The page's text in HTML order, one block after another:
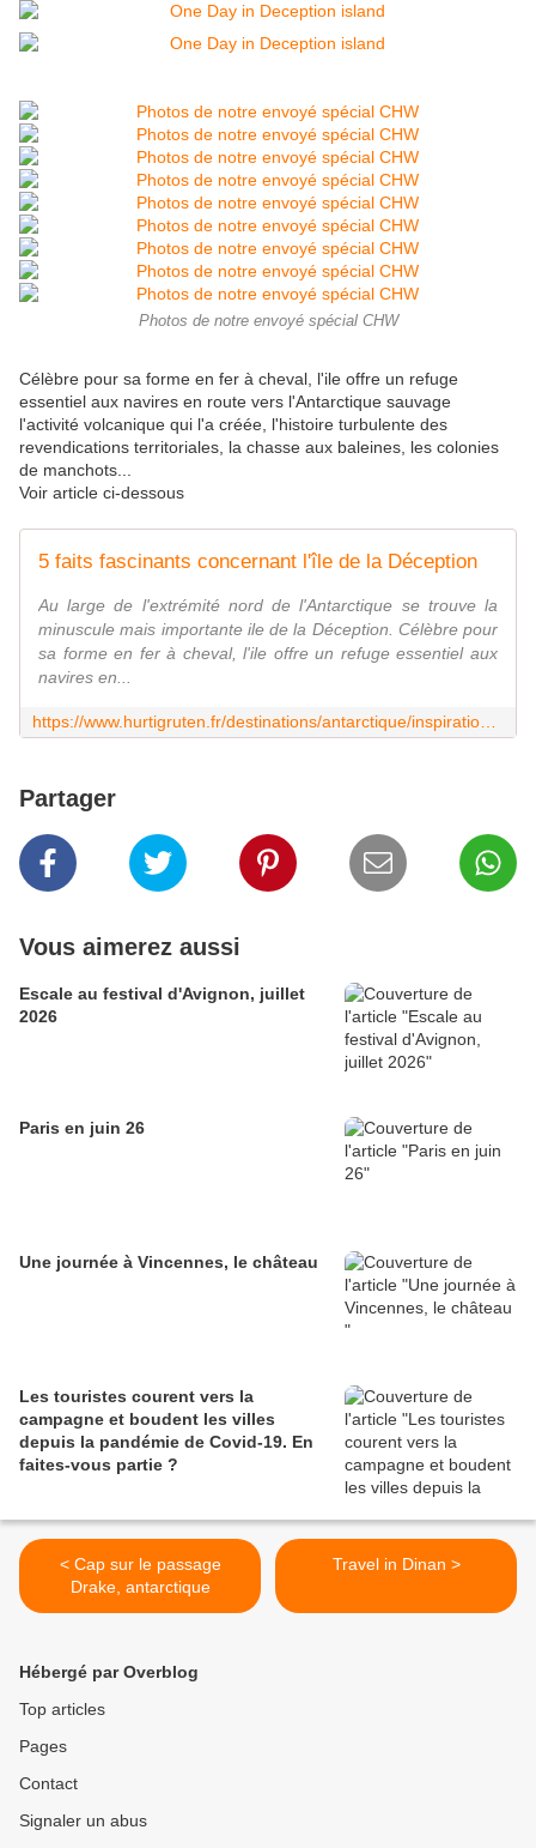
Photos de notre envoyé spécial CHW
Célèbre pour sa forme en fer à cheval, l'ile offre un refuge
essentiel aux navires en route vers l'Antarctique sauvage
l'activité volcanique qui l'a créée, l'histoire turbulente des
revendications territoriales, la chasse aux baleines, les colonies
de manchots...
Voir article ci-dessous
5 faits fascinants concernant l'île de la Déception
Au large de l'extrémité nord de l'Antarctique se trouve la
minuscule mais importante ile de la Déception. Célèbre pour
sa forme en fer à cheval, l'ile offre un refuge essentiel aux
navires en...
Partager
Vous aimerez aussi
Escale au festival d'Avignon, juillet
2026
Paris en juin 26
Une journée à Vincennes, le château
Les touristes courent vers la
campagne et boudent les villes
depuis la pandémie de Covid‑19. En
faites‑vous partie ?
< Cap sur le passage
Drake, antarctique
Travel in Dinan >
Hébergé par Overblog
Top articles
Pages
Contact
Signaler un abus